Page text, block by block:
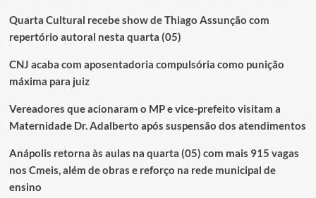
Quarta Cultural recebe show de Thiago Assunção com
repertório autoral nesta quarta (05)
CNJ acaba com aposentadoria compulsória como punição
máxima para juiz
Vereadores que acionaram o MP e vice-prefeito visitam a
Maternidade Dr. Adalberto após suspensão dos atendimentos
Anápolis retorna às aulas na quarta (05) com mais 915 vagas
nos Cmeis, além de obras e reforço na rede municipal de
ensino